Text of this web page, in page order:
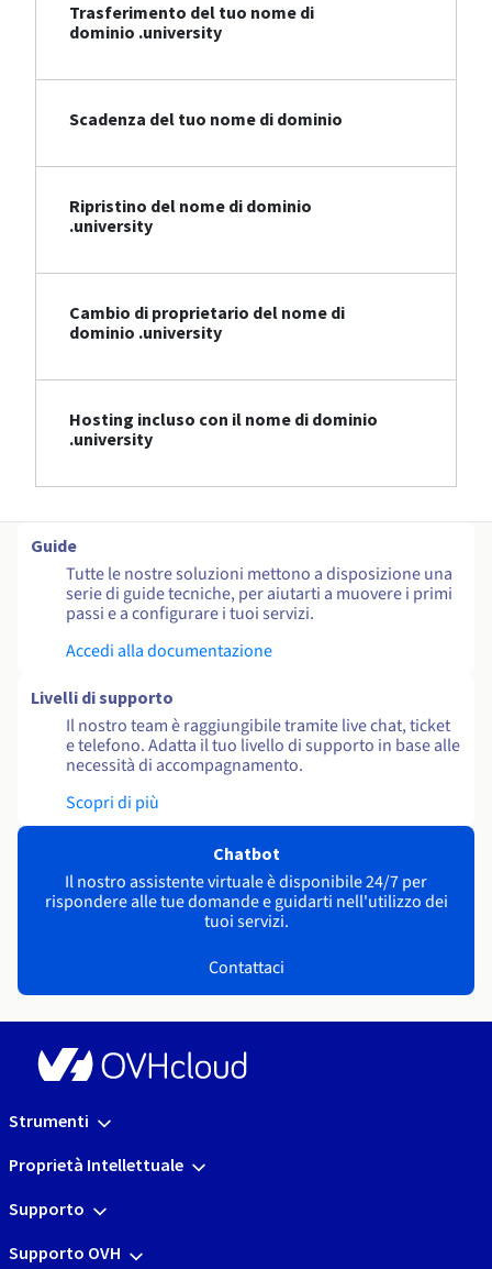
Trasferimento del tuo nome di
dominio .university
Scadenza del tuo nome di dominio
Ripristino del nome di dominio
.university
Cambio di proprietario del nome di
dominio .university
Hosting incluso con il nome di dominio
.university
Guide
Tutte le nostre soluzioni mettono a disposizione una
serie di guide tecniche, per aiutarti a muovere i primi
passi e a configurare i tuoi servizi.
Accedi alla documentazione
Livelli di supporto
Il nostro team è raggiungibile tramite live chat, ticket
e telefono. Adatta il tuo livello di supporto in base alle
necessità di accompagnamento.
Scopri di più
Chatbot
Il nostro assistente virtuale è disponibile 24/7 per
rispondere alle tue domande e guidarti nell'utilizzo dei
tuoi servizi.
Contattaci
Strumenti
Proprietà Intellettuale
Supporto
Supporto OVH